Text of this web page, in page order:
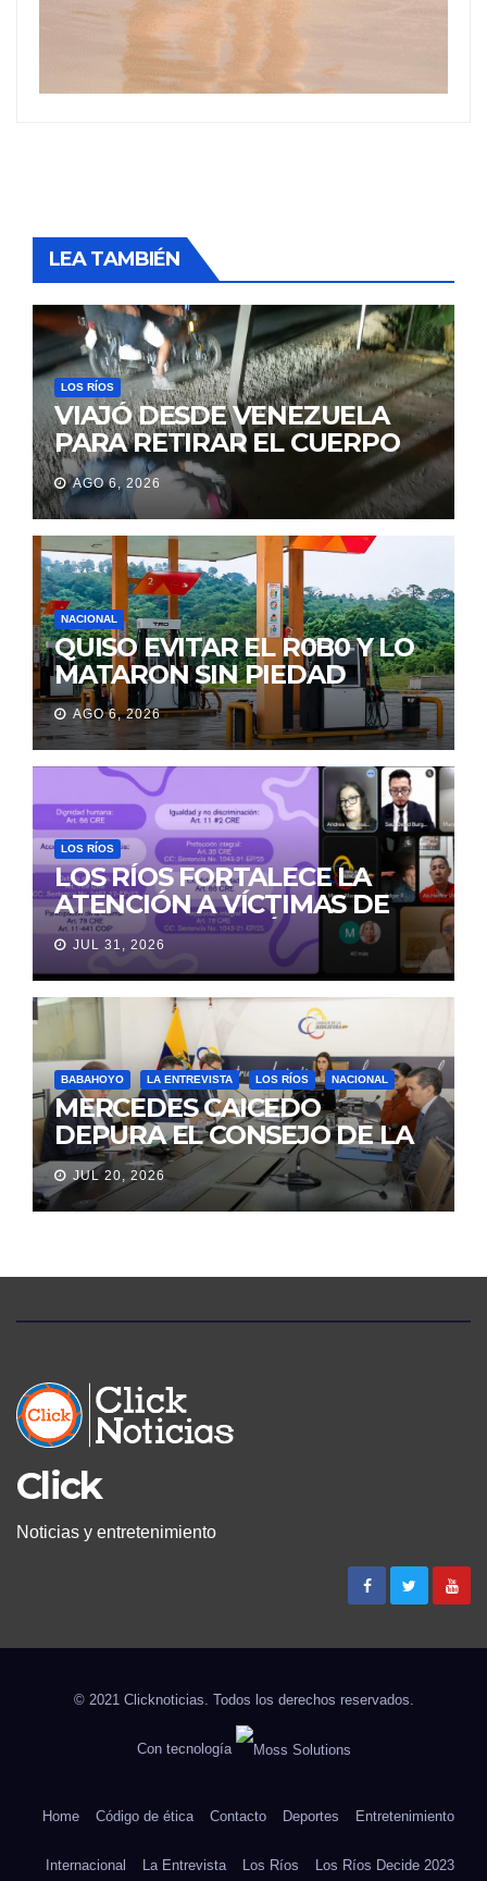
LEA TAMBIÉN
LOS RÍOS
VIAJÓ DESDE VENEZUELA
PARA RETIRAR EL CUERPO
DE SU MARIDO QUE
PERMANECIÓ SEIS DÍAS EN
LA MORGUE
AGO 6, 2026
NACIONAL
QUISO EVITAR EL R0B0 Y LO
MATARON SIN PIEDAD
AGO 6, 2026
LOS RÍOS
LOS RÍOS FORTALECE LA
ATENCIÓN A VÍCTIMAS DE
VIOLENCIA DE GÉNERO
PARA EVITAR LA
REVICTIMIZACIÓN
JUL 31, 2026
BABAHOYO LA ENTREVISTA LOS RÍOS NACIONAL
MERCEDES CAICEDO
DEPURA EL CONSEJO DE LA
JUDICATURA
JUL 20, 2026
Click
Noticias y entretenimiento
© 2021 Clicknoticias. Todos los derechos reservados.
Con tecnología
Home Código de ética Contacto Deportes Entretenimiento
Internacional La Entrevista Los Ríos Los Ríos Decide 2023